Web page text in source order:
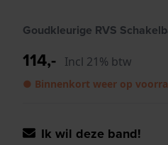
Goudkleurige RVS
114,- Incl 21% btw
● Binnenkort weer op
Ik wil deze band!